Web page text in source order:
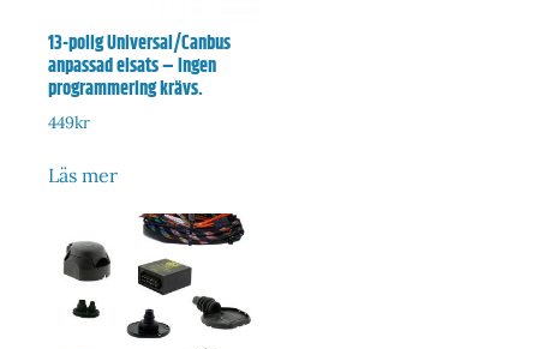
13-polig Universal/Canbus
anpassad elsats – Ingen
programmering krävs.
449kr
Läs mer